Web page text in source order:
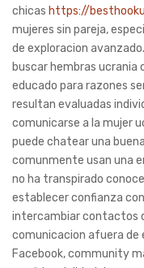
chicas https://
mujeres sin pareja,
de exploracion
buscar hembras ucrania
educado para razones
resultan evaluadas
comunicarse a la mujer
puede chatear una
comunmente usan una
no ha transpirado
establecer confianza
intercambiar contactos
comunicacion afuera de
Facebook, community